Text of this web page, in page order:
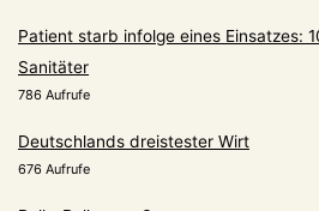
Patient starb infolge eines Einsatzes:
Sanitäter
786 Aufrufe
Deutschlands dreistester Wirt
676 Aufrufe